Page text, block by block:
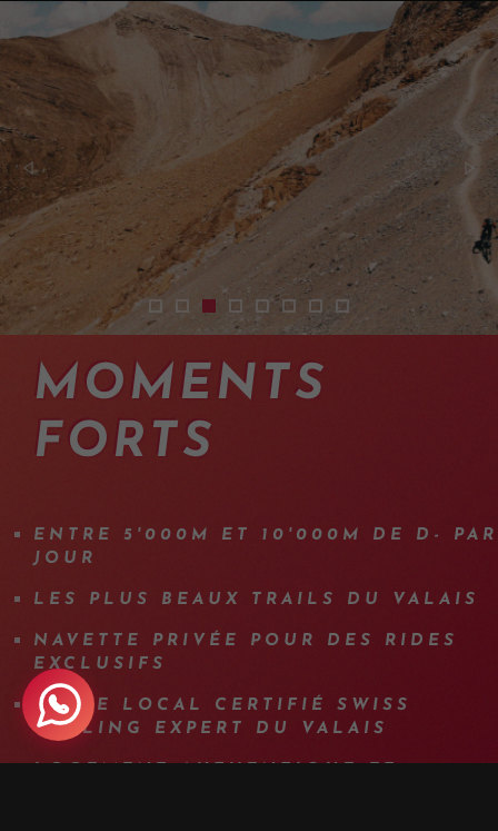
enduro-mtb-valais-crans-montana
guided-mountainbike-holidays-
sejour-vtt-valais-01
sejour-vtt-suisse-enduro-01
sejour-vtt-valais-10
sejour-vtt-haute-route-
enduro-
2401-mtb-
MOMENTS
FORTS
ENTRE 5'000M ET 10'000M DE D- PAR
JOUR
LES PLUS BEAUX TRAILS DU VALAIS
NAVETTE PRIVÉE POUR DES RIDES
EXCLUSIFS
GUIDE LOCAL CERTIFIÉ SWISS
CYCLING EXPERT DU VALAIS